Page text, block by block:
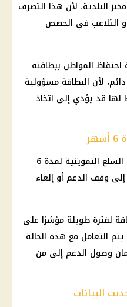
البلدية، لأن هذا التصرف
التلاعب في الحصص
المواطن ببطاقته
لأن البطاقة مسؤولية
لها قد يؤدي إلى اتخاذ
السلع التموينية
لمدة 6
وقف الدعم أو إلغاء
لفترة طويلة مؤشرًا على
التعامل مع هذه الحالة
وصول الدعم إلى من
البيانات